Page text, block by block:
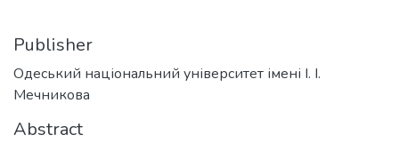
Publisher
Одеський національний університет імені І. І.
Мечникова
Abstract